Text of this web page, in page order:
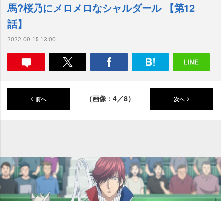
馬?桜乃にメロメロなシャルダール 【第12
話】
2022-09-15 13:00
前へ （画像：4／8） 次へ